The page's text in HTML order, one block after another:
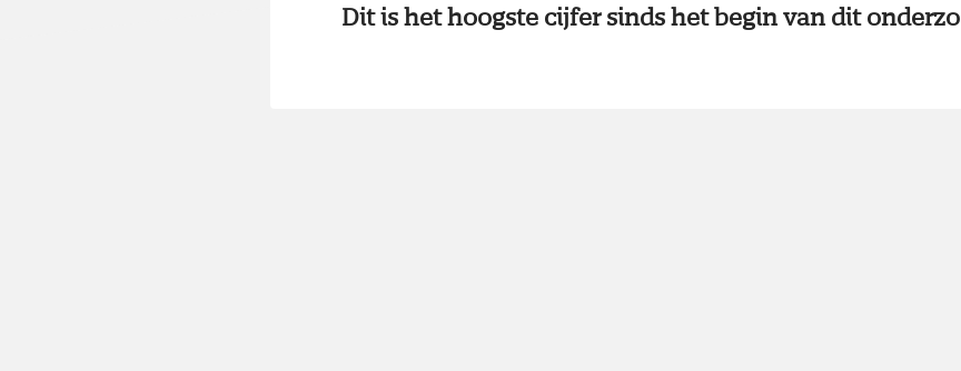
Dit is het hoogste cijfer sinds het begin van dit